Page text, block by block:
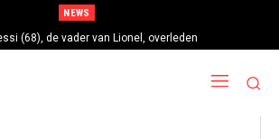
NEWS
(68), de vader van Lionel, overleden